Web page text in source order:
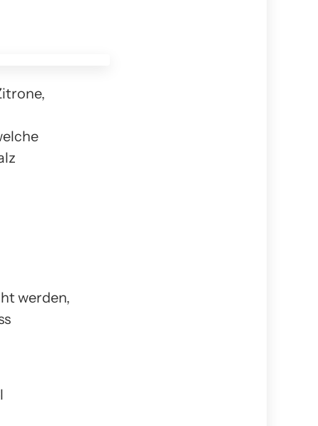
werden,